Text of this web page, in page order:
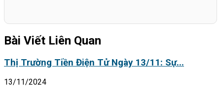
Bài Viết Liên Quan
Thị Trường Tiền Điện Tử Ngày 13/11: Sự...
13/11/2024